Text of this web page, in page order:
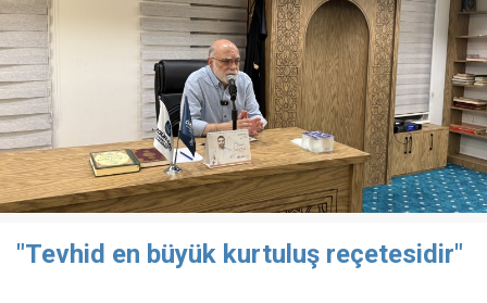
"Tevhid en büyük kurtuluş reçetesidir"